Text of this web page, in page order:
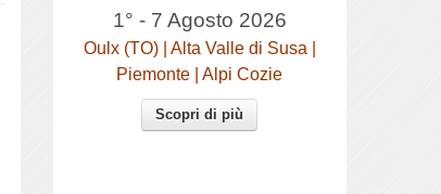
1° - 7 Agosto 2026
Oulx (TO) | Alta Valle di Susa |
Piemonte | Alpi Cozie
Scopri di più